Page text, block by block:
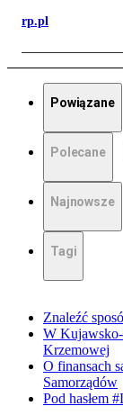
rp.pl
Powiązane
Polecane
Najnowsze
Tagi
Znaleźć
W
Krzemowej
O finansach
Samorządów
Pod hasłem